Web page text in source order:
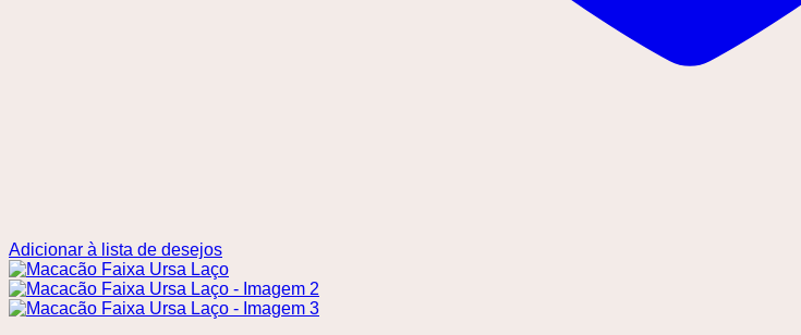
Adicionar à lista de desejos